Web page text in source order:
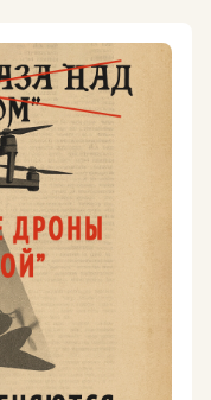
соавтором
изменения в
кодекса.
ТАСС.
25684745
плата
оплату за
выполняемую
должностей.